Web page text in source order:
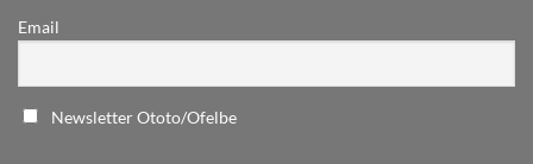
Email
Newsletter Ototo/Ofelbe